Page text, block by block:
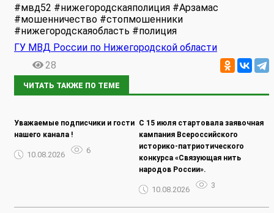
#мвд52 #нижегородскаяполиция #Арзамас
#мошенничество #стопмошенники
#нижегородскаяобласть #полиция
ГУ МВД России по Нижегородской области
28
ЧИТАТЬ ТАКЖЕ ПО ТЕМЕ
Уважаемые подписчики и гости
нашего канала !
10.08.2026 6
С 15 июля стартовала заявочная
кампания Всероссийского
историко-патриотического
конкурса «Связующая нить
народов России».
10.08.2026 3